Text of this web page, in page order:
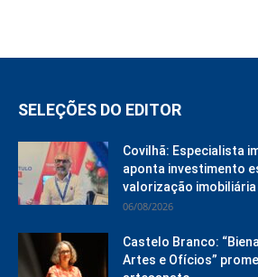
SELEÇÕES DO EDITOR
Covilhã: Especialista
aponta investimento
valorização
06/08/2026
Castelo Branco:
Artes e Ofícios”